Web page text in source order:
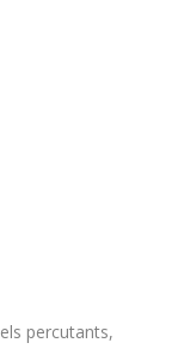
percutants,